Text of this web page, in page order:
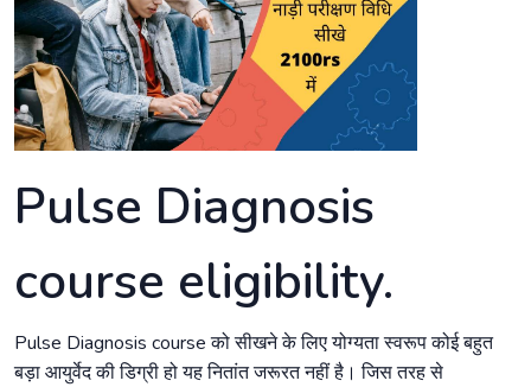
Pulse Diagnosis
course eligibility.
Pulse Diagnosis course को सीखने के लिए योग्यता स्वरूप कोई बहुत
बड़ा आयुर्वेद की डिग्री हो यह नितांत जरूरत नहीं है। जिस तरह से